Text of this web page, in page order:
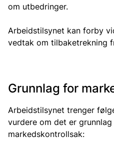
om utbedringer.
Arbeidstilsynet kan forby
vedtak om tilbaketrekning
Grunnlag for
Arbeidstilsynet trenger
vurdere om det er
markedskontrollsak: